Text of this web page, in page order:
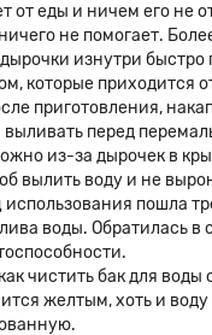
от еды и ничем его не
не помогает.
изнутри быстро
которые приходится
приготовления,
выливать перед
из-за дырочек в
вылить воду и не
использования пошла
воды. Обратилась в
чистить бак для воды
желтым, хоть и